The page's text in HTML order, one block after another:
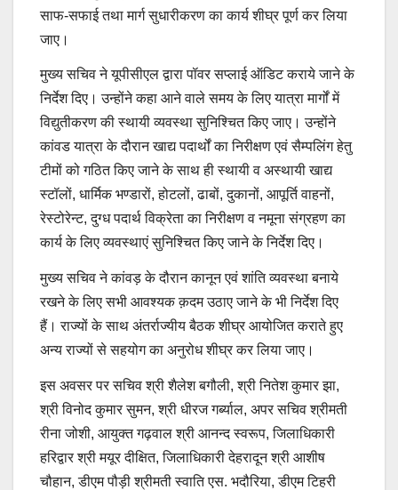
साफ-सफाई तथा मार्ग सुधारीकरण का कार्य शीघ्र पूर्ण कर लिया
जाए।
मुख्य सचिव ने यूपीसीएल द्वारा पॉवर सप्लाई ऑडिट कराये जाने के
निर्देश दिए। उन्होंने कहा आने वाले समय के लिए यात्रा मार्गों में
विद्युतीकरण की स्थायी व्यवस्था सुनिश्चित किए जाए। उन्होंने
कांवड यात्रा के दौरान खाद्य पदार्थों का निरीक्षण एवं सैम्पलिंग हेतु
टीमों को गठित किए जाने के साथ ही स्थायी व अस्थायी खाद्य
स्टॉलों, धार्मिक भण्डारों, होटलों, ढाबों, दुकानों, आपूर्ति वाहनों,
रेस्टोरेन्ट, दुग्ध पदार्थ विक्रेता का निरीक्षण व नमूना संग्रहण का
कार्य के लिए व्यवस्थाएं सुनिश्चित किए जाने के निर्देश दिए।
मुख्य सचिव ने कांवड़ के दौरान कानून एवं शांति व्यवस्था बनाये
रखने के लिए सभी आवश्यक क़दम उठाए जाने के भी निर्देश दिए
हैं। राज्यों के साथ अंतर्राज्यीय बैठक शीघ्र आयोजित कराते हुए
अन्य राज्यों से सहयोग का अनुरोध शीघ्र कर लिया जाए।
इस अवसर पर सचिव श्री शैलेश बगौली, श्री नितेश कुमार झा,
श्री विनोद कुमार सुमन, श्री धीरज गर्ब्याल, अपर सचिव श्रीमती
रीना जोशी, आयुक्त गढ़वाल श्री आनन्द स्वरूप, जिलाधिकारी
हरिद्वार श्री मयूर दीक्षित, जिलाधिकारी देहरादून श्री आशीष
चौहान, डीएम पौड़ी श्रीमती स्वाति एस. भदौरिया, डीएम टिहरी